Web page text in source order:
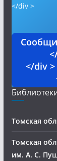
</div >
</div
Томская
Томская
им. А. С.